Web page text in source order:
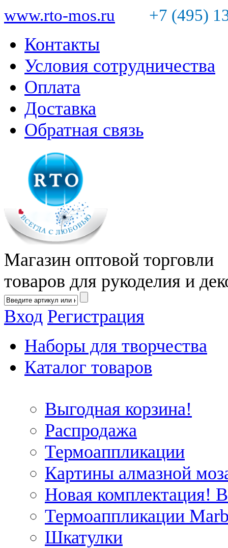
www.rto-mos.ru +7 (495)
Контакты
Условия сотрудничества
Оплата
Доставка
Обратная связь
Магазин оптовой торговли
товаров для рукоделия и
Вход Регистрация
Наборы для творчества
Каталог товаров
Выгодная корзина!
Распродажа
Термоаппликации
Картины алмазной
Новая комплектация!
Термоаппликации
Шкатулки